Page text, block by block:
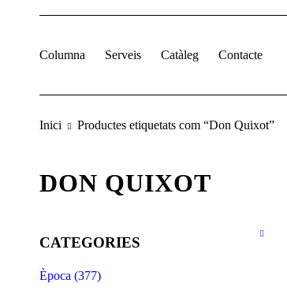
Columna Serveis Catàleg Contacte
Inici Productes etiquetats com “Don Quixot”
DON QUIXOT
CATEGORIES
Època (377)